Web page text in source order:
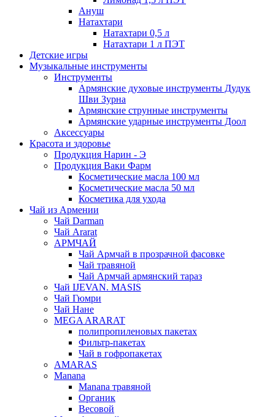
Ануш
Натахтари
Натахтари 0,5 л
Натахтари 1 л ПЭТ
Детские игры
Музыкальные инструменты
Инструменты
Армянские духовые инструменты Дудук
Шви Зурна
Армянские струнные инструменты
Армянские ударные инструменты Доол
Аксессуары
Красота и здоровье
Продукция Нарин - Э
Продукция Ваки Фарм
Косметические масла 100 мл
Косметические масла 50 мл
Косметика для ухода
Чай из Армении
Чай Darman
Чай Ararat
АРМЧАЙ
Чай Армчай в прозрачной фасовке
Чай травяной
Чай Армчай армянский тараз
Чай IJEVAN. MASIS
Чай Гюмри
Чай Нане
MEGA ARARAT
полипропиленовых пакетах
Фильтр-пакетах
Чай в гофропакетах
AMARAS
Manana
Manana травяной
Органик
Весовой